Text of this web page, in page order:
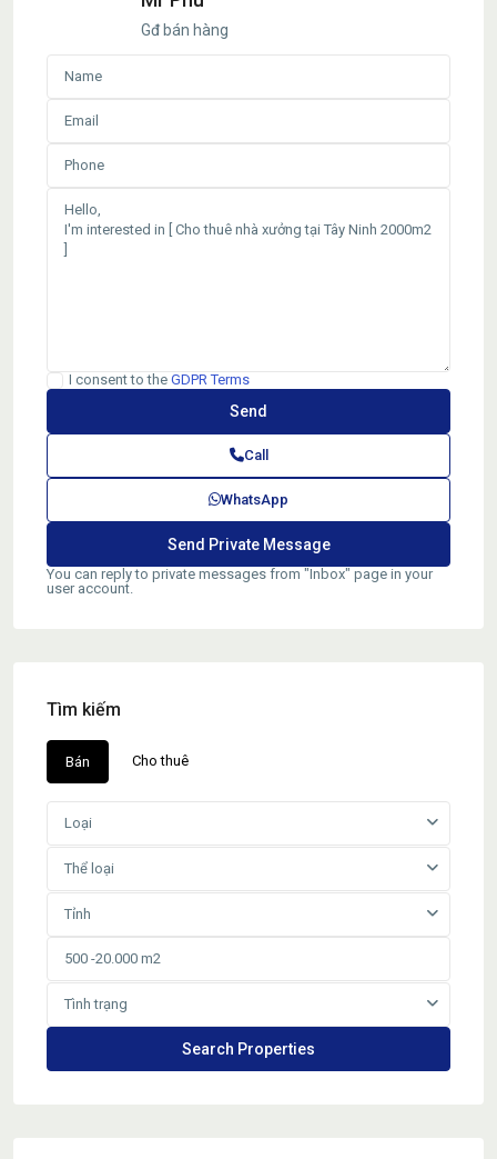
Gđ bán hàng
I consent to the GDPR Terms
Call
WhatsApp
You can reply to private messages from "Inbox" page in your
user account.
Tìm kiếm
Bán Cho thuê
Loại
Thể loại
Tỉnh
Tình trạng